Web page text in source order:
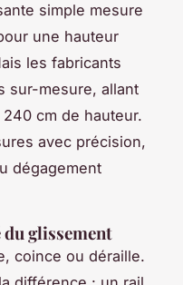
simple mesure
une hauteur
les fabricants
sur-mesure, allant
240 cm de hauteur.
avec précision,
dégagement
glissement
coince ou déraille.